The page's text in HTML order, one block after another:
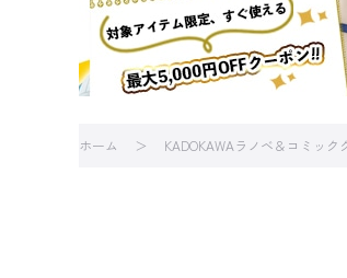
ホーム KADOKAWAラノベ＆コミック